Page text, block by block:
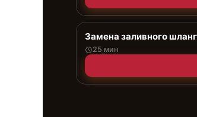
Замена заливного
25 мин